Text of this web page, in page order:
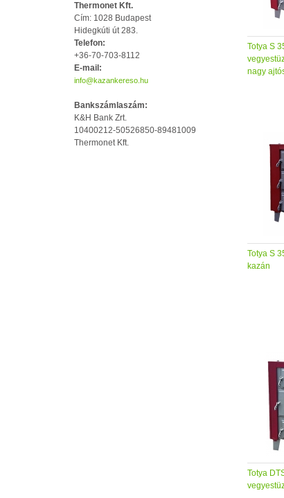
Totya S
nagy
Totya S
kazán
Totya
Thermonet Kft.
Cím: 1028 Budapest
Hidegkúti út 283.
Telefon:
+36-70-703-8112
E-mail:
info@kazankereso.hu
Bankszámlaszám:
K&H Bank Zrt.
10400212-50526850-89481009
Thermonet Kft.